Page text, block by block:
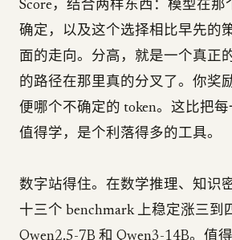
Score，结合两样东西：模型在那
确定，以及这个选择相比早先的
面的走向。分高，就是一个真正
的路径在那里真的分叉了。你奖
便哪个不确定的 token。这比把
值得学，是个利落得多的工具。
数字站得住。在数学推理、知识
十三个 benchmark 上稳定涨三到
Qwen2.5-7B 和 Qwen3-14B。值